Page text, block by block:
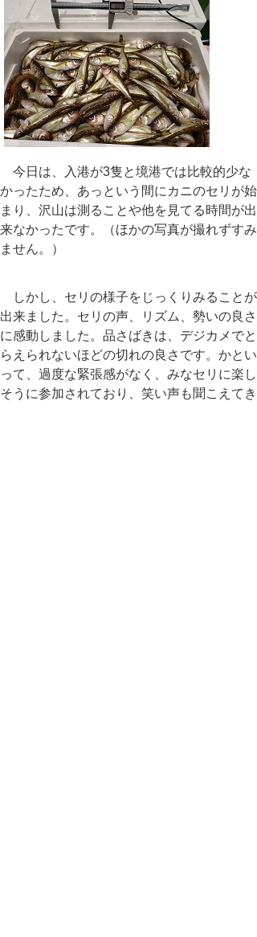
今日は、入港が3隻と境港では比較的少な
かったため、あっという間にカニのセリが始
まり、沢山は測ることや他を見てる時間が出
来なかったです。（ほかの写真が撮れずすみ
ません。）
しかし、セリの様子をじっくりみることが
出来ました。セリの声、リズム、勢いの良さ
に感動しました。品さばきは、デジカメでと
らえられないほどの切れの良さです。かとい
って、過度な緊張感がなく、みなセリに楽し
そうに参加されており、笑い声も聞こえてき